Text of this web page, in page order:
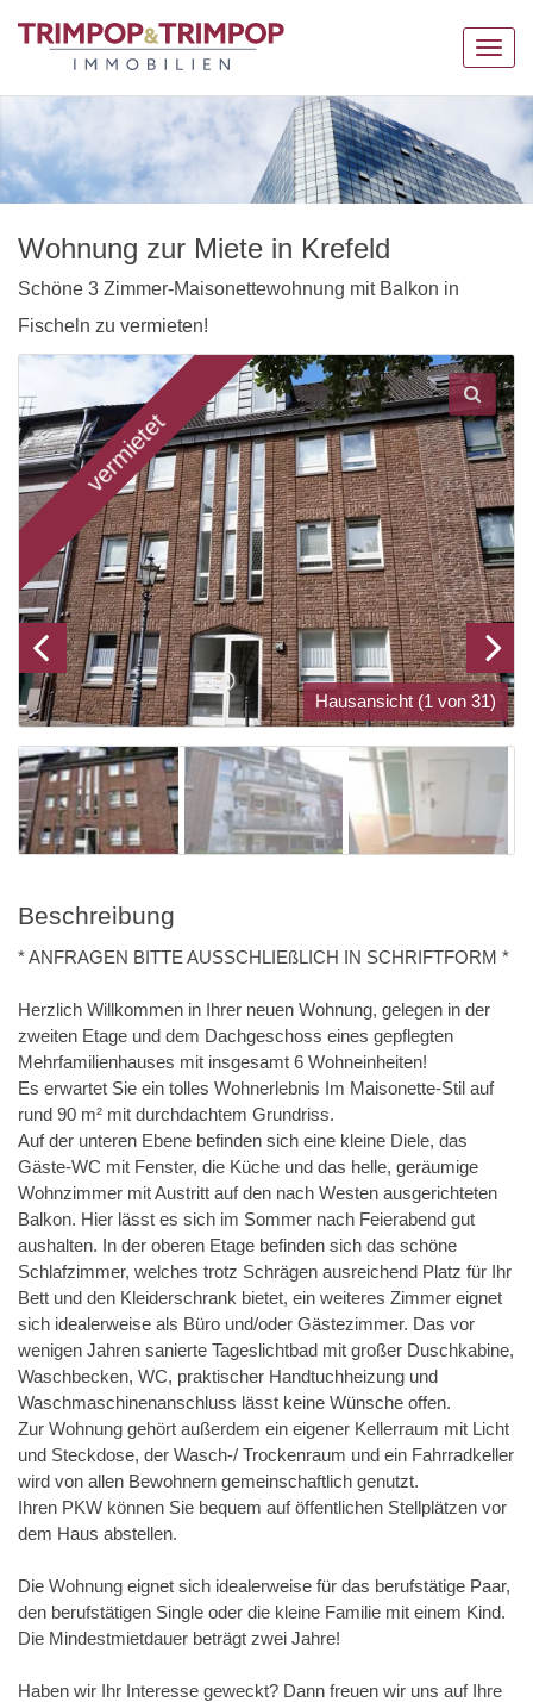
Wohnung zur Miete in Krefeld
Schöne 3 Zimmer-Maisonettewohnung mit Balkon in
Fischeln zu vermieten!
vermietet
Hausansicht (1 von 31)
Beschreibung
* ANFRAGEN BITTE AUSSCHLIEßLICH IN SCHRIFTFORM *
Herzlich Willkommen in Ihrer neuen Wohnung, gelegen in der
zweiten Etage und dem Dachgeschoss eines gepflegten
Mehrfamilienhauses mit insgesamt 6 Wohneinheiten!
Es erwartet Sie ein tolles Wohnerlebnis Im Maisonette-Stil auf
rund 90 m² mit durchdachtem Grundriss.
Auf der unteren Ebene befinden sich eine kleine Diele, das
Gäste-WC mit Fenster, die Küche und das helle, geräumige
Wohnzimmer mit Austritt auf den nach Westen ausgerichteten
Balkon. Hier lässt es sich im Sommer nach Feierabend gut
aushalten. In der oberen Etage befinden sich das schöne
Schlafzimmer, welches trotz Schrägen ausreichend Platz für Ihr
Bett und den Kleiderschrank bietet, ein weiteres Zimmer eignet
sich idealerweise als Büro und/oder Gästezimmer. Das vor
wenigen Jahren sanierte Tageslichtbad mit großer Duschkabine,
Waschbecken, WC, praktischer Handtuchheizung und
Waschmaschinenanschluss lässt keine Wünsche offen.
Zur Wohnung gehört außerdem ein eigener Kellerraum mit Licht
und Steckdose, der Wasch-/ Trockenraum und ein Fahrradkeller
wird von allen Bewohnern gemeinschaftlich genutzt.
Ihren PKW können Sie bequem auf öffentlichen Stellplätzen vor
dem Haus abstellen.
Die Wohnung eignet sich idealerweise für das berufstätige Paar,
den berufstätigen Single oder die kleine Familie mit einem Kind.
Die Mindestmietdauer beträgt zwei Jahre!
Haben wir Ihr Interesse geweckt? Dann freuen wir uns auf Ihre